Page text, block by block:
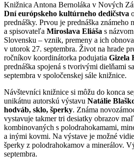
Knižnica Antona Bernoláka v Nových
Dní európskeho kultúrneho dedičstva
prednášky. Prvou je prednáška známeho
a spisovateľa Miroslava Eliáša s
Slovensku – vznik, premeny a ich
v utorok 27. septembra. Život na hrade
ročníkov koordinátorka podujatia Gizela
prednáška spojená s tvorivými dielňami
septembra v spoločenskej sále knižnice.
Návštevníci knižnice si môžu do konca
unikátnu autorskú výstavu Natálie
hodváb, sklo, šperky. Známa
vystavuje takmer tri desiatky obrazov
kombinovaných s polodrahokamami,
a inými kovmi. Na výstave je možné
šperky z polodrahokamov a minerálov.
septembra.